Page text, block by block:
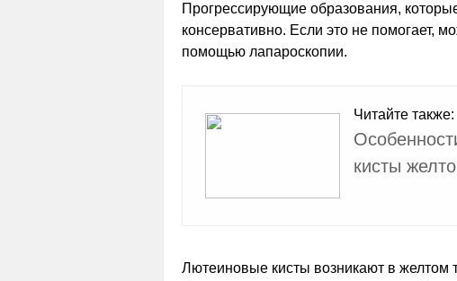
Прогрессирующие образования,
консервативно. Если это не помогает,
помощью лапароскопии.
Читайте также:
кисты
Лютеиновые кисты возникают в желтом